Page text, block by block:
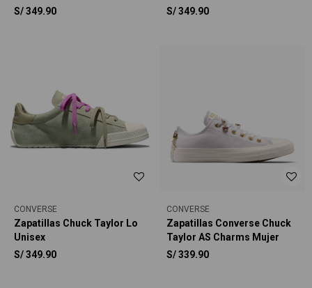
S/349.90
Deer Unisex
S/349.90
CONVERSE
Zapatillas Chuck Taylor Lo
Unisex
S/349.90
CONVERSE
Zapatillas Converse Chuck
Taylor AS Charms Mujer
S/339.90